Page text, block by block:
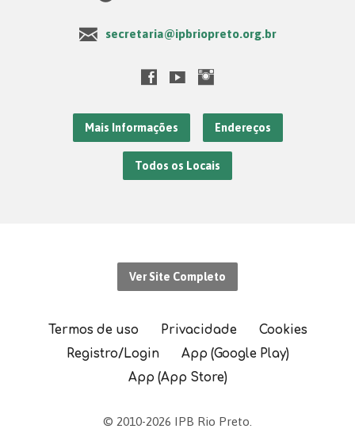
secretaria@ipbriopreto.org.br
Mais Informações Endereços
Todos os Locais
Ver Site Completo
Termos de uso Privacidade
Cookies
Registro/Login
App (Google Play)
App (App Store)
© 2010-2026 IPB Rio Preto.